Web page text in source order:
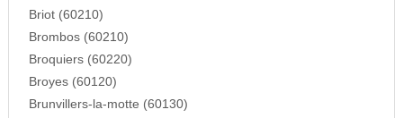
Briot (60210)
Brombos (60210)
Broquiers (60220)
Broyes (60120)
Brunvillers-la-motte (60130)